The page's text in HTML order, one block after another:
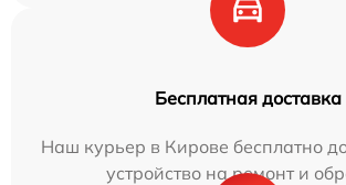
Бесплатная доставка
Наш курьер в Кирове бесплатно
устройство на ремонт и